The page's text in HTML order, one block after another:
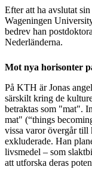
Efter att ha avslutat
Wageningen
bedrev han
Nederländerna.
Mot nya horisonter
På KTH är Jonas
särskilt kring de
betraktas som "mat".
mat" (“things
vissa varor övergår
exkluderade. Han
livsmedel – som
att utforska deras